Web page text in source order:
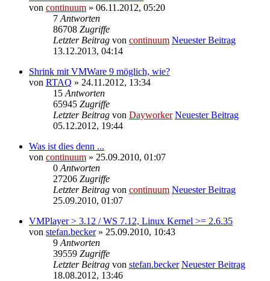
von continuum » 06.11.2012, 05:20
7 Antworten
86708 Zugriffe
Letzter Beitrag von continuum Neuester Beitrag
13.12.2013, 04:14
Shrink mit VMWare 9 möglich, wie?
von RTAQ » 24.11.2012, 13:34
15 Antworten
65945 Zugriffe
Letzter Beitrag von Dayworker Neuester Beitrag
05.12.2012, 19:44
Was ist dies denn ...
von continuum » 25.09.2010, 01:07
0 Antworten
27206 Zugriffe
Letzter Beitrag von continuum Neuester Beitrag
25.09.2010, 01:07
VMPlayer > 3.12 / WS 7.12, Linux Kernel >= 2.6.35
von stefan.becker» 25.09.2010, 10:43
9 Antworten
39559 Zugriffe
Letzter Beitrag von stefan.becker Neuester Beitrag
18.08.2012, 13:46